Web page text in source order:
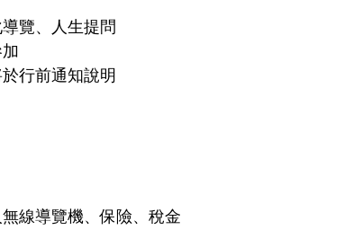
覽、人生提問
行前通知說明
線導覽機、保險、稅金